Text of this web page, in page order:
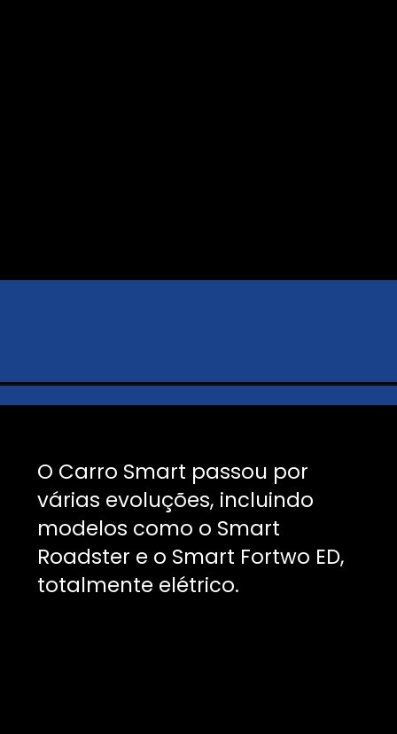
O Carro Smart passou por
várias evoluções, incluindo
modelos como o Smart
Roadster e o Smart Fortwo ED,
totalmente elétrico.